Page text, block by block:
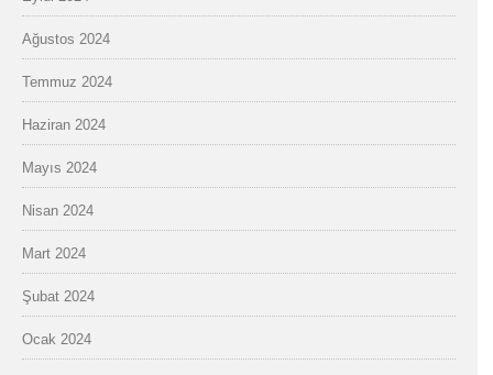
Ağustos 2024
Temmuz 2024
Haziran 2024
Mayıs 2024
Nisan 2024
Mart 2024
Şubat 2024
Ocak 2024